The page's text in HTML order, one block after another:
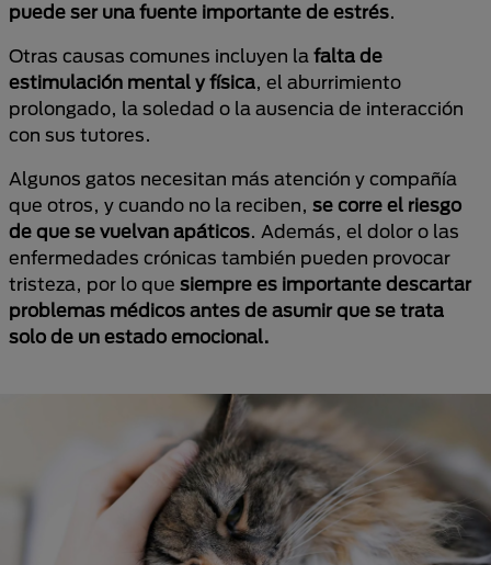
puede ser una fuente importante de estrés.
Otras causas comunes incluyen la falta de
estimulación mental y física, el aburrimiento
prolongado, la soledad o la ausencia de interacción
con sus tutores.
Algunos gatos necesitan más atención y compañía
que otros, y cuando no la reciben, se corre el riesgo
de que se vuelvan apáticos. Además, el dolor o las
enfermedades crónicas también pueden provocar
tristeza, por lo que siempre es importante descartar
problemas médicos antes de asumir que se trata
solo de un estado emocional.